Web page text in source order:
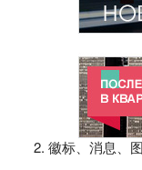
徽标、消息、